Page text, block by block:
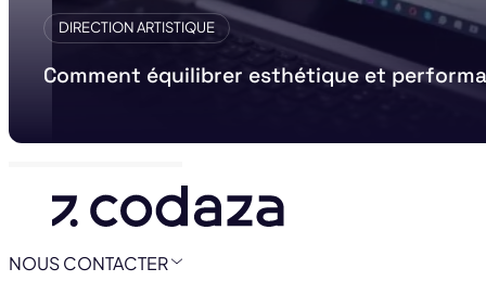
DIRECTION ARTISTIQUE
Comment équilibrer esthétique et
NOUS CONTACTER